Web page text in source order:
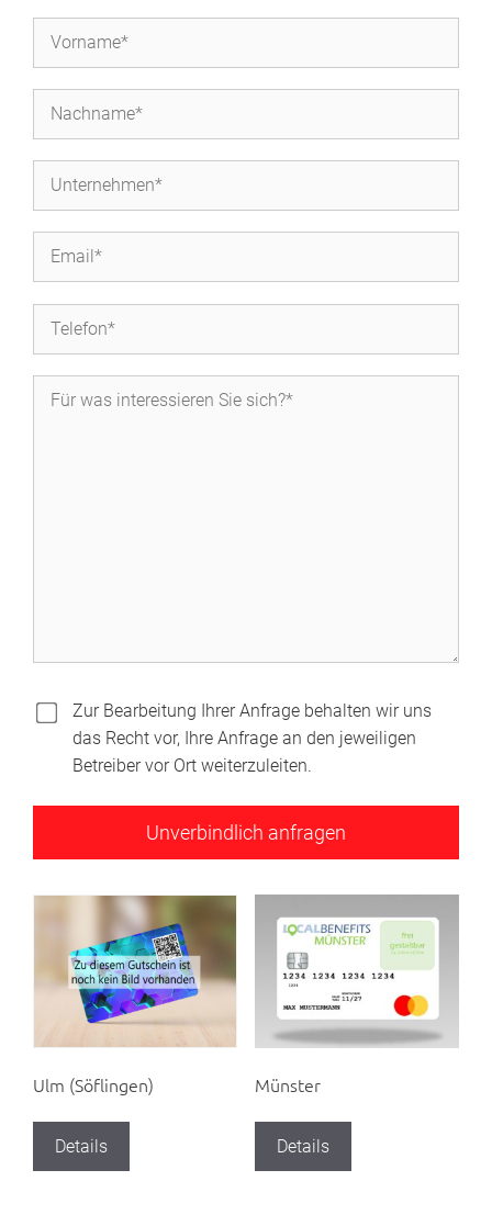
Zur Bearbeitung Ihrer Anfrage behalten wir uns
das Recht vor, Ihre Anfrage an den jeweiligen
Betreiber vor Ort weiterzuleiten.
Ulm (Söflingen)
Details
Münster
Details